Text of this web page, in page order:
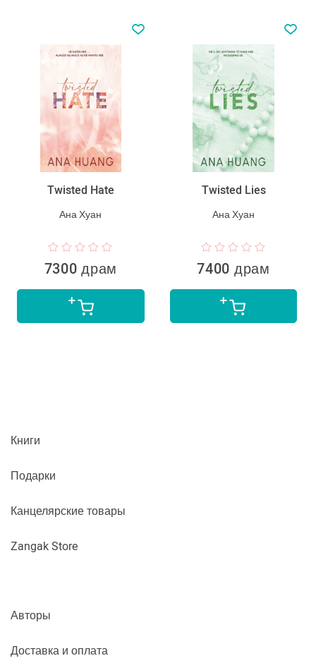
Twisted Hate
Ана Хуан
7300 драм
Twisted Lies
Ана Хуан
7400 драм
Книги
Подарки
Канцелярские товары
Zangak Store
Авторы
Доставка и оплата